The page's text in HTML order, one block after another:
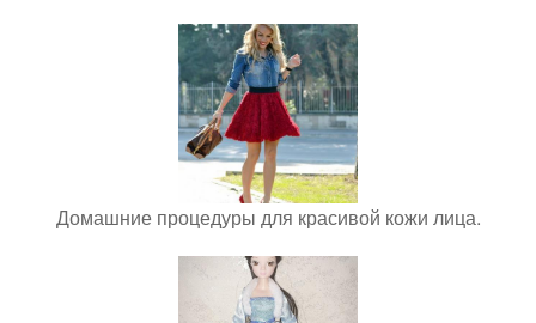
Домашние процедуры для красивой кожи лица.